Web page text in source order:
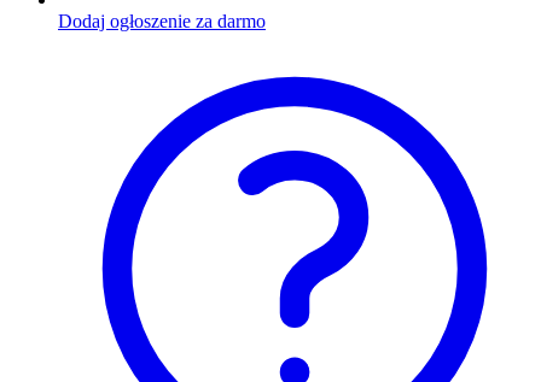
Dodaj ogłoszenie za darmo